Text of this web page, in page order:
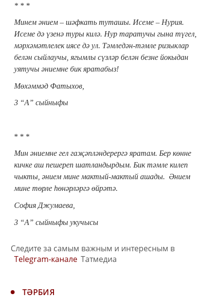
* * *
Минем әнием – шәфкать туташы. Исеме – Нурия.
Исеме дә үзенә туры килә. Нур таратучы гына түгел,
мәрхәмәтлелек иясе дә ул. Тәмледән-тәмле ризыклар
белән сыйлаучы, ягымлы сүзләр белән безне йокыдан
уятучы әниемне бик яратабыз!
Мөхәммәд Фатыхов,
3 “А” сыйныфы
* * *
Мин әниемне гел гаҗәпләндерергә яратам. Бер көнне
кичке аш пешереп шатландырдым. Бик тәмле килеп
чыкты, әнием мине мактый-мактый ашады. Әнием
мине төрле һөнәрләргә өйрәтә.
София Джумаева,
3 “А” сыйныфы укучысы
Следите за самым важным и интересным в
Telegram-канале Татмедиа
ТӘРБИЯ